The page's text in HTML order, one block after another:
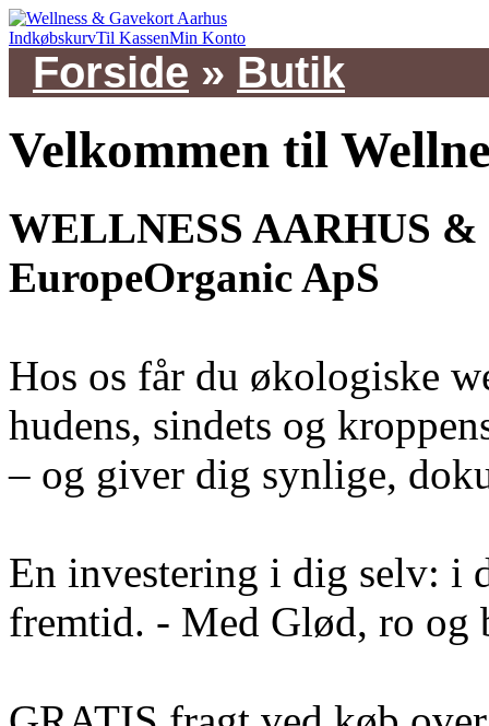
IndkøbskurvTil KassenMin Konto
Forside » Butik
Velkommen til
WELLNESS AARHUS
EuropeOrganic ApS
Hos os får du økologiske
hudens, sindets og
– og giver dig synlige,
En investering i dig selv: i
fremtid. - Med Glød, ro og